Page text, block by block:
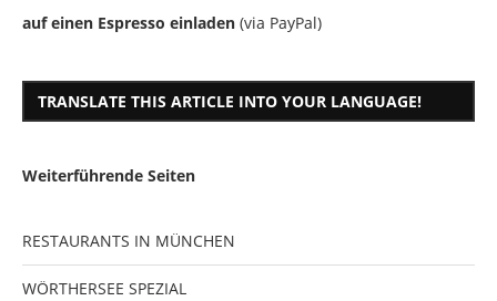
auf einen Espresso einladen (via PayPal)
TRANSLATE THIS ARTICLE INTO YOUR LANGUAGE!
Weiterführende Seiten
RESTAURANTS IN MÜNCHEN
WÖRTHERSEE SPEZIAL